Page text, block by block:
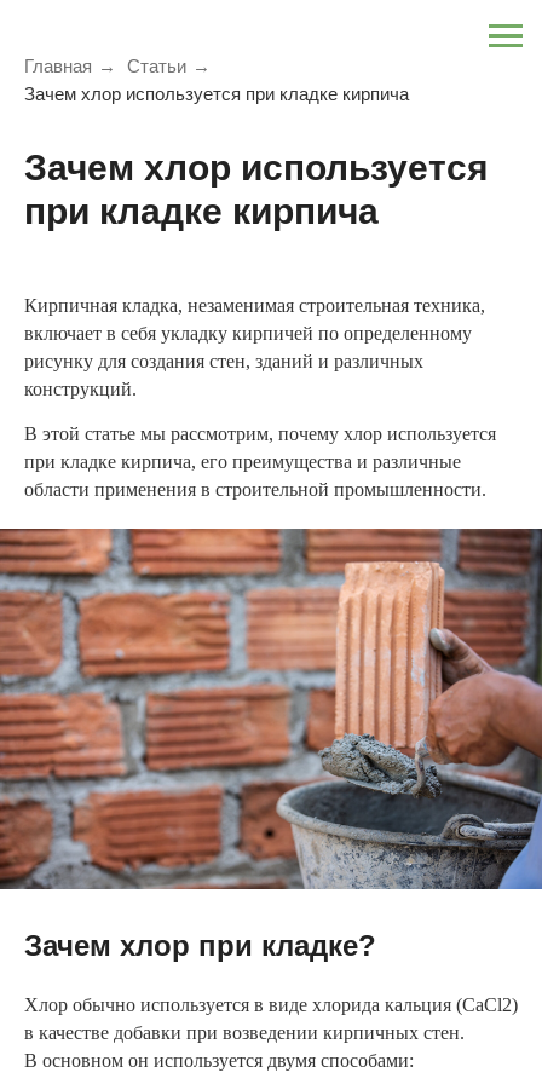
Главная → Статьи →
Зачем хлор используется при кладке кирпича
Зачем хлор используется
при кладке кирпича
Кирпичная кладка, незаменимая строительная техника,
включает в себя укладку кирпичей по определенному
рисунку для создания стен, зданий и различных
конструкций.
В этой статье мы рассмотрим, почему хлор используется
при кладке кирпича, его преимущества и различные
области применения в строительной промышленности.
Зачем хлор при кладке?
Хлор обычно используется в виде хлорида кальция (CaCl2)
в качестве добавки при возведении кирпичных стен.
В основном он используется двумя способами: